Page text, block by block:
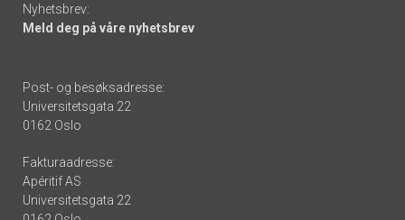
Nyhetsbrev:
Meld deg på våre nyhetsbrev
Post- og besøksadresse:
Universitetsgata 22
0162 Oslo
Fakturaadresse:
Apéritif AS
Universitetsgata 22